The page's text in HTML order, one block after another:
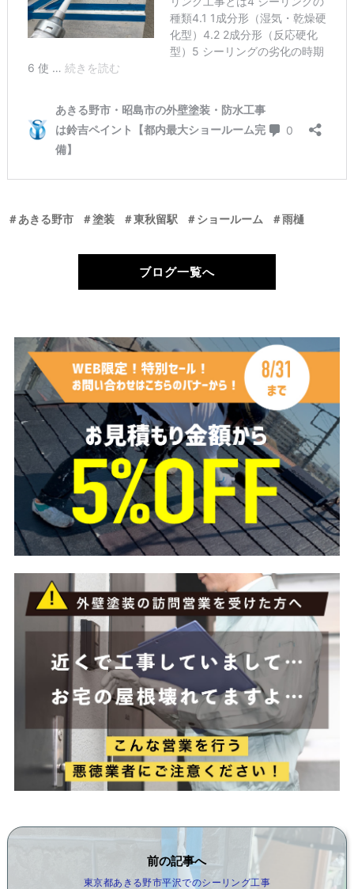
＃あきる野市 ＃塗装 ＃東秋留駅 ＃ショールーム ＃雨樋
ブログ一覧へ
前の記事へ
東京都あきる野市平沢でのシーリング工事